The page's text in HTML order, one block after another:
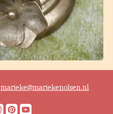
marieke@mariekenolsen.nl